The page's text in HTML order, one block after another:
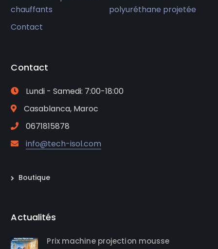
chauffants
polyuréthane projetée
Contact
Contact
Lundi - Samedi: 7:00-18:00
Casablanca, Maroc
0671815878
info@tech-isol.com
Boutique
Actualités
Prix machine projection mousse